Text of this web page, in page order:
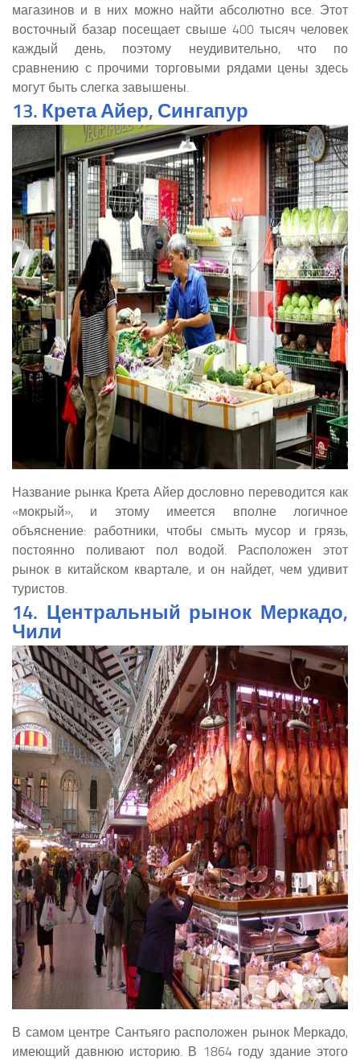
магазинов и в них можно найти абсолютно все. Этот
восточный базар посещает свыше 400 тысяч человек
каждый день, поэтому неудивительно, что по
сравнению с прочими торговыми рядами цены здесь
могут быть слегка завышены.
13. Крета Айер, Сингапур
Название рынка Крета Айер дословно переводится как
«мокрый», и этому имеется вполне логичное
объяснение: работники, чтобы смыть мусор и грязь,
постоянно поливают пол водой. Расположен этот
рынок в китайском квартале, и он найдет, чем удивит
туристов.
14. Центральный рынок Меркадо,
Чили
В самом центре Сантьяго расположен рынок Меркадо,
имеющий давнюю историю. В 1864 году здание этого